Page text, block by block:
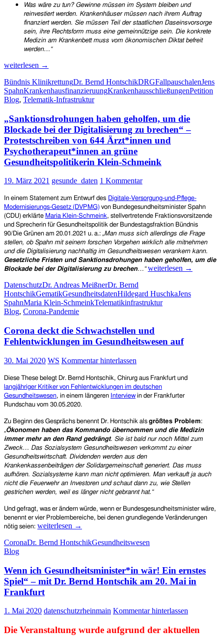
Was wäre zu tun? Gewinne müssen im System bleiben und
reinvestiert werden. Krankenhäuser müssen nach ihrem Auftrag
finanziert werden. Sie müssen Teil der staatlichen Daseinsvorsorge
sein, ihre Rechtsform muss eine gemeinnützige sein. Die konkrete
Medizin am Krankenbett muss vom ökonomischen Diktat befreit
werden…“
Klinikschließungen
Jahr
2020
–
Gründe,
Folgen
weiterlesen →
Bündnis KlinikrettungDr. Bernd HontschikDRGFallpauschalenJens
SpahnKrankenhausfinanzieruungKrankenhausschließungenPetition
Blog, Telematik-Infrastruktur
„Sanktionsdrohungen haben geholfen, um die
Blockade bei der Digitalisierung zu brechen“ –
Protestschreiben von 644 Ärzt*innen und
Psychotherapeut*innen an grüne
Gesundheitspolitikerin Klein-Schmeink
19. März 2021 gesunde_daten 1 Kommentar
In einem Statement zum Entwurf des Digitale-Versorgung-und-Pflege-
Modernisierungs-Gesetz (DVPMG) von Bundegesundheitsminister Spahn
(CDU) erklärte Maria Klein-Schmeink, stellvertretende Fraktionsvorsitzende
und Sprecherin für Gesundheitspolitik der Bundestagsfraktion Bündnis
90/Die Grünen am 20.01.2021 u. a.: „Man muss sich allerdings die Frage
stellen, ob Spahn mit seinem forschen Vorgehen wirklich alle mitnehmen
und die Digitalisierung nachhaltig im Gesundheitswesen verankern kann.
Gesetzliche Fristen und Sanktionsdrohungen haben geholfen, um die
Blockade bei der Digitalisierung zu brechen…“ „Sanktionsdrohungen
um
die
der
Digitalisierung
zu
Protestschreiben
von
644
Ärzt*innen
Psychotherapeut*innen
an
grüne
Gesundheitspolitikerin
Schmeink
weiterlesen →
DatenschutzDr. Andreas MeißnerDr. Bernd
HontschikGematikGesundheitsdatenHildegard HuschkaJens
SpahnMaria Klein-SchmeinkTelematikinfrastruktur
Blog, Corona-Pandemie
Corona deckt die Schwachstellen und
Fehlentwicklungen im Gesundheitswesen auf
30. Mai 2020 WS Kommentar hinterlassen
Diese These belegt Dr. Bernd Hontschik, Chirurg aus Frankfurt und
langjähriger Kritiker von Fehlentwicklungen im deutschen
Gesundheitswesen, in einem längeren Interviewin der Frankfurter
Rundschau vom 30.05.2020.
Zu Beginn des Gesprächs benennt Dr. Hontschik als größtes Problem:
„Ökonomen haben das Kommando übernommen und die Medizin
immer mehr an den Rand gedrängt. Sie ist bald nur noch Mittel zum
Zweck… Das Sozialsystem Gesundheitswesen verkommt zu einer
Gesundheitswirtschaft. Dividenden werden aus den
Krankenkassenbeiträgen der Solidargemeinschaft generiert. Das muss
aufhören. Sozialsysteme kann man nicht optimieren. Man verkauft ja auch
nicht die Feuerwehr an Investoren und schaut dann zu, wie Stellen
gestrichen werden, weil es länger nicht gebrannt hat.“
Und gefragt, was er ändern würde, wenn er Bundesgesundheitsminister wäre,
benennt er vier Problembereiche, bei denen grundlegende Veränderungen
nötig seien: Corona
die
Fehlentwicklungen
im
Gesundheitswesen
auf
weiterlesen →
CoronaDr. Bernd HontschikGesundheitswesen
Blog
Wenn ich Gesundheitsminister*in wär! Ein ernstes
Spiel“ – mit Dr. Bernd Hontschik am 20. Mai in
Frankfurt
1. Mai 2020 datenschutzrheinmain Kommentar hinterlassen
Die Veranstaltung wurde aufgrund der aktuellen